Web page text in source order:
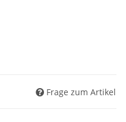
Frage zum Artikel